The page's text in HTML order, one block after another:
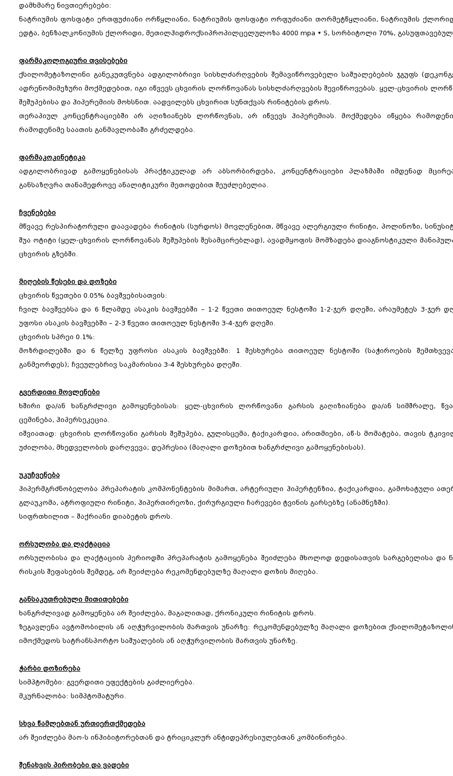
დამხმარე ნივთიერებები:
ნატრიუმის ფოსფატი ერთფუძიანი ორწყლიანი, ნატრიუმის ფოსფატი ორფუძიანი თორმეტწყლიანი, ნატრიუმის
ედტა, ბენზალკონიუმის ქლორიდი, მეთილჰიდროქსიპროპილცელულოზა 4000 mpa • S, სორბიტოლი 70%,
ფარმაკოლოგიური თვისებები
ქსილომეტაზოლინი განეკუთვნება ადგილობრივი სისხლძარღვების შემავიწროვებელი საშუალებების ჯგუფს
ადრენომიმეზური მოქმედებით, იგი იწვევს ცხვირის ლორწოვანას სისხლძარღვების შევიწროვებას. ყელ-ცხვირის
შეშუპებისა და ჰიპერემიის მოხსნით. აადვილებს ცხვირით სუნთქვას რინიტების დროს.
თერაპიულ კონცენტრაციებში არ აღიზიანებს ლორწოვნას, არ იწვევს ჰიპერემიას. მოქმედება იწყება
რამოდენიმე საათის განმავლობაში გრძელდება.
ფარმაკოკინეტიკა
ადგილობრივად გამოყენებისას პრაქტიკულად არ აბსორბირდება, კონცენტრაციები პლაზმაში იმდენად
განსაზღვრა თანამედროვე ანალიტიკური მეთოდებით შეუძლებელია.
ჩვენებები
მწვავე რესპირატორული დაავადება რინიტის (სურდოს) მოვლენებით, მწვავე ალერგიული რინიტი, პოლინოზი,
შუა ოტიტი (ყელ-ცხვირის ლორწოვანას შეშუპების შესამცირებლად), ავადმყოფის მომზადება დიაგნოსტიკული
ცხვირის გზებში.
მიღების წესები და დოზები
ცხვირის წვეთები 0.05% ბავშვებისათვის:
ჩვილ ბავშვებსა და 6 წლამდე ასაკის ბავშვებში – 1-2 წვეთი თითოეულ ნესტოში 1-2-ჯერ დღეში, არაუმეტეს 3-ჯერ
უფოსი ასაკის ბავშვებში – 2-3 წვეთი თითოეულ ნესტოში 3-4-ჯერ დღეში.
ცხვირის სპრეი 0.1%:
მოზრდილებში და 6 წელზე უფროსი ასაკის ბავშვებში: 1 შესხურება თითოეულ ნესტოში (საჭიროების
განმეორდეს); ჩვეულებრივ საკმარისია 3-4 შესხურება დღეში.
გვერდითი მოვლენები
ხშირი და/ან ხანგრძლივი გამოყენებისას: ყელ-ცხვირის ლორწოვანი გარსის გაღიზიანება და/ან სიმშრალე,
ცემინება, ჰიპერსეკეცია.
იშვიათად: ცხვირის ლორწოვანი გარსის შეშუპება, გულისცემა, ტაქიკარდია, არითმიები, აწ-ს მომატება, თავის
უძილობა, მხედველობის დარღვევა; დეპრესია (მაღალი დოზებით ხანგრძლივი გამოყენებისას).
უკუჩვენება
ჰიპერმგრძნობელობა პრეპარატის კომპონენტების მიმართ, არტერიული ჰიპერტენზია, ტაქიკარდია, გამოხატული
გლაუკომა, ატროფიული რინიტი, ჰიპერთირეოზი, ქირურგიული ჩარევები ტვინის გარსებზე (ანამნეზში).
სიფრთხილით – შაქრიანი დიაბეტის დროს.
ორსულობა და ლაქტაცია
ორსულობისა და ლაქტაციის პერიოდში პრეპარატის გამოყენება შეიძლება მხოლოდ დედისათვის სარგებელისა და
რისკის შეფასების შემდეგ, არ შეიძლება რეკომენდებულზე მაღალი დოზის მიღება.
განსაკუთრებული მითითებები
ხანგრძლივად გამოყენება არ შეიძლება, მაგალითად, ქრონიკული რინიტის დროს.
ზეგავლენა ავტომობილის ან აღჭურვილობის მართვის უნარზე: რეკომენდებულზე მაღალი დოზებით
იმოქმედოს სატრანსპორტო საშუალების ან აღჭურვილობის მართვის უნარზე.
ჭარბი დოზირება
სიმპტომები: გვერდითი ეფექტების გაძლიერება.
მკურნალობა: სიმპტომატური.
სხვა წამლებთან ურთიერთქმედება
არ შეიძლება მაო-ს ინჰიბიტორებთან და ტრიციკლურ ანტიდეპრესიულებთან კომბინირება.
შენახვის პირობები და ვადები